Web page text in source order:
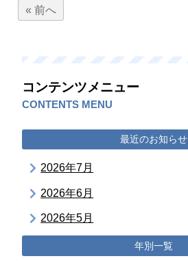
« 前へ
コンテンツメニュー
CONTENTS MENU
最近のお知らせ
2026年7月
2026年6月
2026年5月
年別一覧